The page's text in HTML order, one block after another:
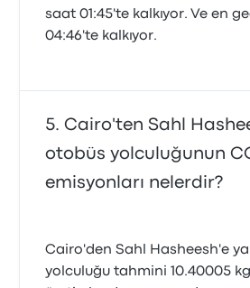
saat 01:45'te kalkıyor. Ve en
04:46'te kalkıyor.
Cairo'ten Sahl
otobüs yolculuğunun
emisyonları nelerdir?
Cairo'den Sahl Hasheesh'e
yolculuğu tahmini 10.40005